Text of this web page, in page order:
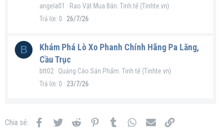
angela01
Rao Vặt Mua Bán: Tinh tế (Tinhte.vn)
Trả lời 0 26/7/26
B
Khám Phá Lò Xo Phanh Chính Hãng Pa Lăng,
Cầu Trục
btt02
Quảng Cáo Sản Phẩm: Tinh tế (Tinhte.vn)
Trả lời 0 23/7/26
Chia sẻ: FacebookTwitter Reddit PinterestTumblr WhatsApp
Email